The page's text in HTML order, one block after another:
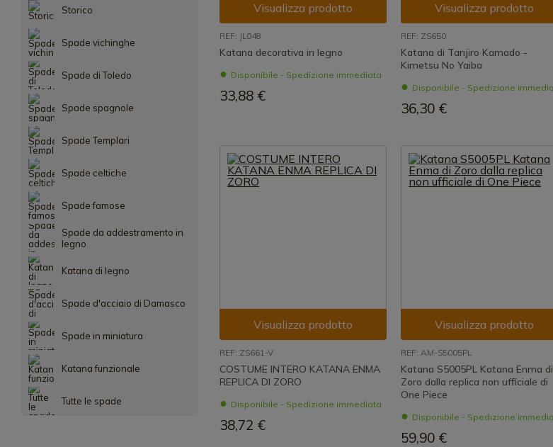
Storico
Spade vichinghe
Spade di Toledo
Spade spagnole
Spade Templari
Spade celtiche
Spade famose
Spade da addestramento in
legno
Katana di legno
Spade d'acciaio di Damasco
Spade in miniatura
Katana funzionale
Tutte le spade
Visualizza prodotto
REF: JL048
Katana decorativa in legno
Disponibile - Spedizione immediata
33,88 €
Visualizza prodotto
REF: ZS650
Katana di Tanjiro Kamado -
Kimetsu No Yaiba
Disponibile - Spedizione
36,30 €
Visualizza prodotto
REF: ZS661-V
COSTUME INTERO KATANA ENMA
REPLICA DI ZORO
Disponibile - Spedizione immediata
38,72 €
Visualizza prodotto
REF: AM-S5005PL
Katana S5005PL Katana Enma di
Zoro dalla replica non ufficiale di
One Piece
Disponibile - Spedizione
59,90 €